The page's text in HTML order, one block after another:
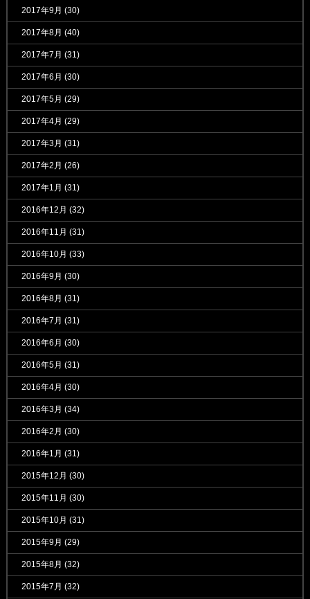
2017年9月 (30)
2017年8月 (40)
2017年7月 (31)
2017年6月 (30)
2017年5月 (29)
2017年4月 (29)
2017年3月 (31)
2017年2月 (26)
2017年1月 (31)
2016年12月 (32)
2016年11月 (31)
2016年10月 (33)
2016年9月 (30)
2016年8月 (31)
2016年7月 (31)
2016年6月 (30)
2016年5月 (31)
2016年4月 (30)
2016年3月 (34)
2016年2月 (30)
2016年1月 (31)
2015年12月 (30)
2015年11月 (30)
2015年10月 (31)
2015年9月 (29)
2015年8月 (32)
2015年7月 (32)